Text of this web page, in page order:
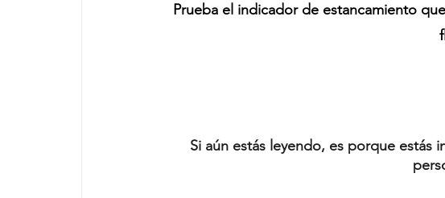
Prueba el indicador de estancamiento
Si aún estás leyendo, es porque estás